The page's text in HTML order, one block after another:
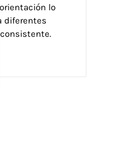
lo
diferentes